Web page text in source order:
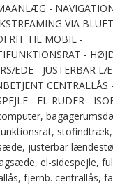
-
VIA
TIL MOBIL -
-
- JUSTERBAR
CENTRALLÅS
- EL-RUDER -
justerbar
el-sidespejle,
fjernb. centrallås,